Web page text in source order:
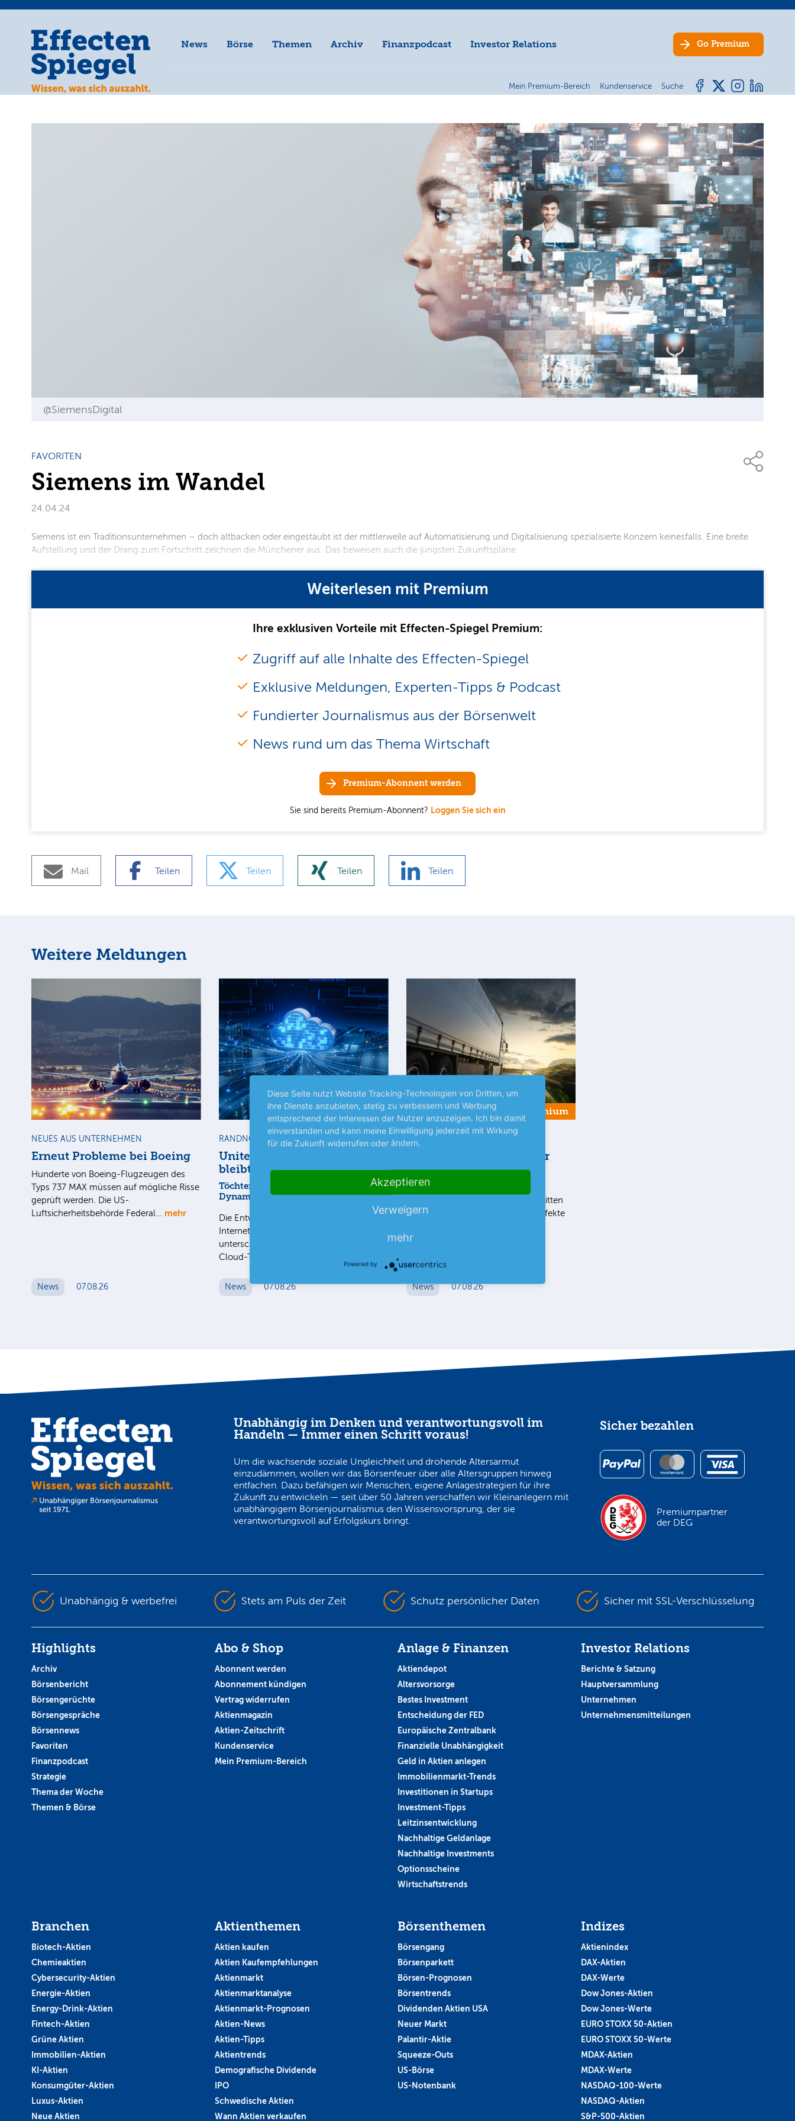
News Börse Themen Archiv Finanzpodcast Investor Relations Go Premium
Mein Premium-Bereich Kundenservice Suche
@SiemensDigital
FAVORITEN
Siemens im Wandel
24.04.24
Siemens ist ein Traditionsunternehmen – doch altbacken oder eingestaubt ist der mittlerweile auf Automatisierung und Digitalisierung spezialisierte Konzern keinesfalls. Eine breite
Aufstellung und der Drang zum Fortschritt zeichnen die Münchener aus. Das beweisen auch die jüngsten Zukunftspläne.
Weiterlesen mit Premium
Ihre exklusiven Vorteile mit Effecten-Spiegel Premium:
Zugriff auf alle Inhalte des Effecten-Spiegel
Exklusive Meldungen, Experten-Tipps & Podcast
Fundierter Journalismus aus der Börsenwelt
News rund um das Thema Wirtschaft
Premium-Abonnent werden
Sie sind bereits Premium-Abonnent? Loggen Sie sich ein
Mail Teilen Teilen Teilen Teilen
Weitere Meldungen
NEUES AUS UNTERNEHMEN
Erneut Probleme bei Boeing
Hunderte von Boeing-Flugzeugen des
Typs 737 MAX müssen auf mögliche Risse
geprüft werden. Die US-
Luftsicherheitsbehörde Federal… mehr
News 07.08.26
Premium
RANDNOTIZEN
United Internet-Familie
bleibt auf Kurs
Töchter mit unterschiedlicher
Dynamik
Die Entwicklung innerhalb der United-
Internet-Familie könnte derzeit kaum
unterschiedlicher ausfallen. Während
Cloud-Tochter IONOS…
News 07.08.26
Premium
NEUES AUS UNTERNEHMEN
SAF-Holland bleibt in der
Spur
Der Nutzfahrzeugzulieferer hat im
1. Halbjahr etwas besser abgeschnitten
als erwartet. Dazu trugen Skaleneffekte
News 07.08.26
Unabhängig im Denken und verantwortungsvoll im
Handeln — Immer einen Schritt voraus!
Um die wachsende soziale Ungleichheit und drohende Altersarmut
einzudämmen, wollen wir das Börsenfeuer über alle Altersgruppen hinweg
entfachen. Dazu befähigen wir Menschen, eigene Anlagestrategien für ihre
Zukunft zu entwickeln — seit über 50 Jahren verschaffen wir Kleinanlegern mit
unabhängigem Börsenjournalismus den Wissensvorsprung, der sie
verantwortungsvoll auf Erfolgskurs bringt.
Sicher bezahlen
Premiumpartner
der DEG
Unabhängig & werbefrei Stets am Puls der Zeit Schutz persönlicher Daten Sicher mit SSL-Verschlüsselung
Highlights
Archiv
Börsenbericht
Börsengerüchte
Börsengespräche
Börsennews
Favoriten
Finanzpodcast
Strategie
Thema der Woche
Themen & Börse
Abo & Shop
Abonnent werden
Abonnement kündigen
Vertrag widerrufen
Aktienmagazin
Aktien-Zeitschrift
Kundenservice
Mein Premium-Bereich
Anlage & Finanzen
Aktiendepot
Altersvorsorge
Bestes Investment
Entscheidung der FED
Europäische Zentralbank
Finanzielle Unabhängigkeit
Geld in Aktien anlegen
Immobilienmarkt-Trends
Investitionen in Startups
Investment-Tipps
Leitzinsentwicklung
Nachhaltige Geldanlage
Nachhaltige Investments
Optionsscheine
Wirtschaftstrends
Investor Relations
Berichte & Satzung
Hauptversammlung
Unternehmen
Unternehmensmitteilungen
Branchen
Biotech-Aktien
Chemieaktien
Cybersecurity-Aktien
Energie-Aktien
Energy-Drink-Aktien
Fintech-Aktien
Grüne Aktien
Immobilien-Aktien
KI-Aktien
Konsumgüter-Aktien
Luxus-Aktien
Neue Aktien
Aktienthemen
Aktien kaufen
Aktien Kaufempfehlungen
Aktienmarkt
Aktienmarktanalyse
Aktienmarkt-Prognosen
Aktien-News
Aktien-Tipps
Aktientrends
Demografische Dividende
IPO
Schwedische Aktien
Wann Aktien verkaufen
Börsenthemen
Börsengang
Börsenparkett
Börsen-Prognosen
Börsentrends
Dividenden Aktien USA
Neuer Markt
Palantir-Aktie
Squeeze-Outs
US-Börse
US-Notenbank
Indizes
Aktienindex
DAX-Aktien
DAX-Werte
Dow Jones-Aktien
Dow Jones-Werte
EURO STOXX 50-Aktien
EURO STOXX 50-Werte
MDAX-Aktien
MDAX-Werte
NASDAQ-100-Werte
NASDAQ-Aktien
S&P-500-Aktien
Diese Seite nutzt Website Tracking-Technologien von Dritten, um
ihre Dienste anzubieten, stetig zu verbessern und Werbung
entsprechend der Interessen der Nutzer anzuzeigen. Ich bin damit
einverstanden und kann meine Einwilligung jederzeit mit Wirkung
für die Zukunft widerrufen oder ändern.
Akzeptieren
Verweigern
mehr
Powered by